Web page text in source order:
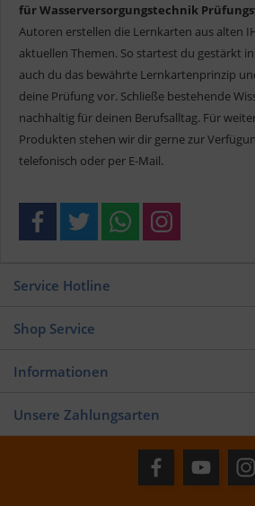
für Wasserversorgungstechnik
Autoren erstellen die Lernkarten aus alten
aktuellen Themen. So startest du gestärkt
auch du das bewährte Lernkartenprinzip
deine Prüfung vor. Schließe bestehende
nachhaltig für deinen Berufsalltag. Für
Produkten stehen wir dir gerne zur
telefonisch oder per E-Mail.
Service Hotline
Shop Service
Informationen
Unsere Zahlungsarten